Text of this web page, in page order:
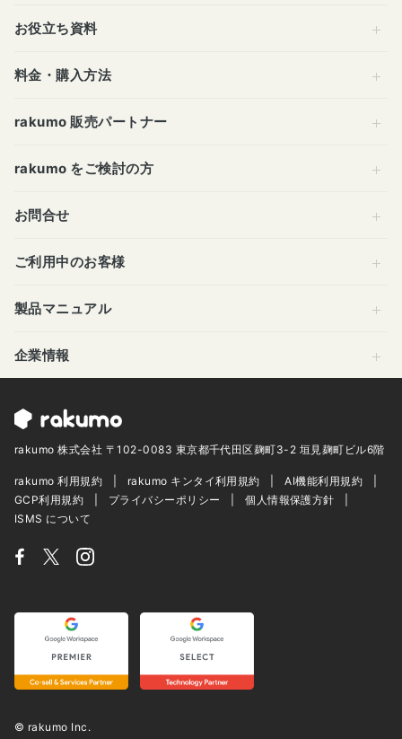
お役立ち資料
料金・購入方法
rakumo 販売パートナー
rakumo をご検討の方
お問合せ
ご利用中のお客様
製品マニュアル
企業情報
rakumo 株式会社 〒102-0083 東京都千代田区麹町3-2 垣見麹町ビル6階
rakumo 利用規約 rakumo キンタイ利用規約
AI機能利用規約
GCP利用規約
プライバシーポリシー
個人情報保護方針
ISMS について
© rakumo Inc.